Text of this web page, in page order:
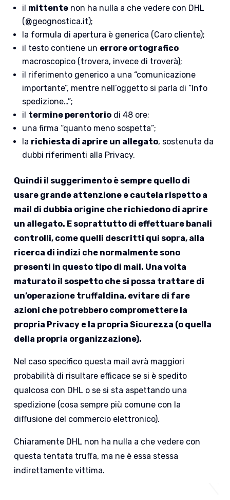
il mittente non ha nulla a che vedere con DHL
(@geognostica.it);
la formula di apertura è generica (Caro cliente);
il testo contiene un errore ortografico
macroscopico (trovera, invece di troverà);
il riferimento generico a una “comunicazione
importante”, mentre nell’oggetto si parla di “Info
spedizione…”;
il termine perentorio di 48 ore;
una firma “quanto meno sospetta”;
la richiesta di aprire un allegato, sostenuta da
dubbi riferimenti alla Privacy.
Quindi il suggerimento è sempre quello di
usare grande attenzione e cautela rispetto a
mail di dubbia origine che richiedono di aprire
un allegato. E soprattutto di effettuare banali
controlli, come quelli descritti qui sopra, alla
ricerca di indizi che normalmente sono
presenti in questo tipo di mail. Una volta
maturato il sospetto che si possa trattare di
un’operazione truffaldina, evitare di fare
azioni che potrebbero compromettere la
propria Privacy e la propria Sicurezza (o quella
della propria organizzazione).
Nel caso specifico questa mail avrà maggiori
probabilità di risultare efficace se si è spedito
qualcosa con DHL o se si sta aspettando una
spedizione (cosa sempre più comune con la
diffusione del commercio elettronico).
Chiaramente DHL non ha nulla a che vedere con
questa tentata truffa, ma ne è essa stessa
indirettamente vittima.